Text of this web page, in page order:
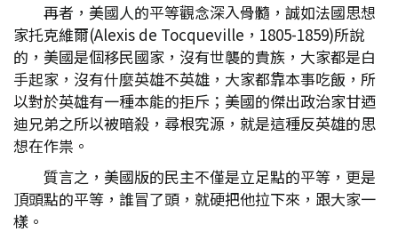
再者，美國人的平等觀念深入骨髓，誠如法國思想
家托克維爾(Alexis de Tocqueville，1805-1859)所說
的，美國是個移民國家，沒有世襲的貴族，大家都是白
手起家，沒有什麼英雄不英雄，大家都靠本事吃飯，所
以對於英雄有一種本能的拒斥；美國的傑出政治家甘迺
迪兄弟之所以被暗殺，尋根究源，就是這種反英雄的思
想在作祟。
質言之，美國版的民主不僅是立足點的平等，更是
頂頭點的平等，誰冒了頭，就硬把他拉下來，跟大家一
樣。